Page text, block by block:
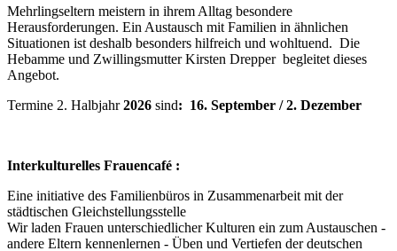
Mehrlingseltern meistern in ihrem Alltag besondere
Herausforderungen. Ein Austausch mit Familien in ähnlichen
Situationen ist deshalb besonders hilfreich und wohltuend. Die
Hebamme und Zwillingsmutter Kirsten Drepper begleitet dieses
Angebot.
Termine 2. Halbjahr2026 sind: 16. September / 2. Dezember
Interkulturelles Frauencafé :
Eine initiative des Familienbüros in Zusammenarbeit mit der
städtischen Gleichstellungsstelle
Wir laden Frauen unterschiedlicher Kulturen ein zum Austauschen -
andere Eltern kennenlernen - Üben und Vertiefen der deutschen